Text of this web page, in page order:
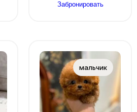
Забронировать